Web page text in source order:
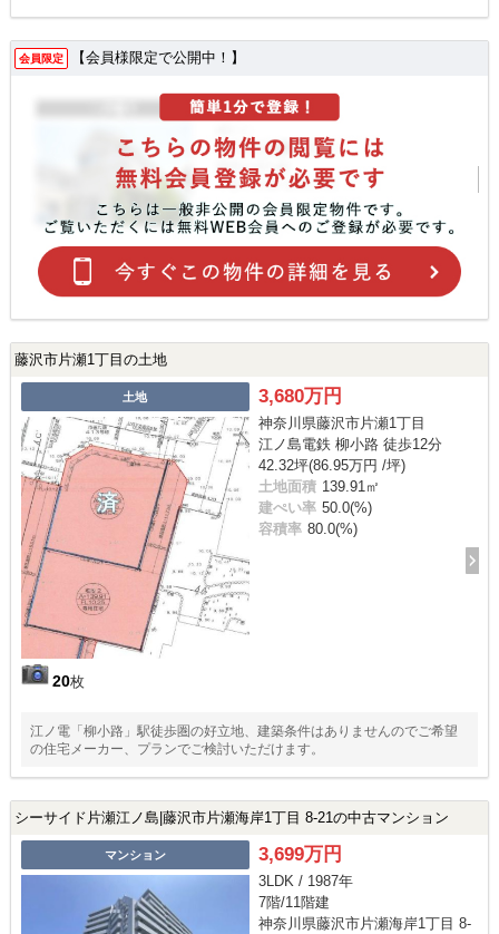
会員限定 【会員様限定で公開中！】
藤沢市片瀬1丁目の土地
土地
20枚
3,680万円
神奈川県藤沢市片瀬1丁目
江ノ島電鉄 柳小路 徒歩12分
42.32坪(86.95万円 /坪)
土地面積 139.91㎡
建ぺい率 50.0(%)
容積率 80.0(%)
江ノ電「柳小路」駅徒歩圏の好立地、建築条件はありませんのでご希望
の住宅メーカー、プランでご検討いただけます。
シーサイド片瀬江ノ島|藤沢市片瀬海岸1丁目 8-21の中古マンション
マンション 3,699万円
3LDK / 1987年
7階/11階建
神奈川県藤沢市片瀬海岸1丁目 8-